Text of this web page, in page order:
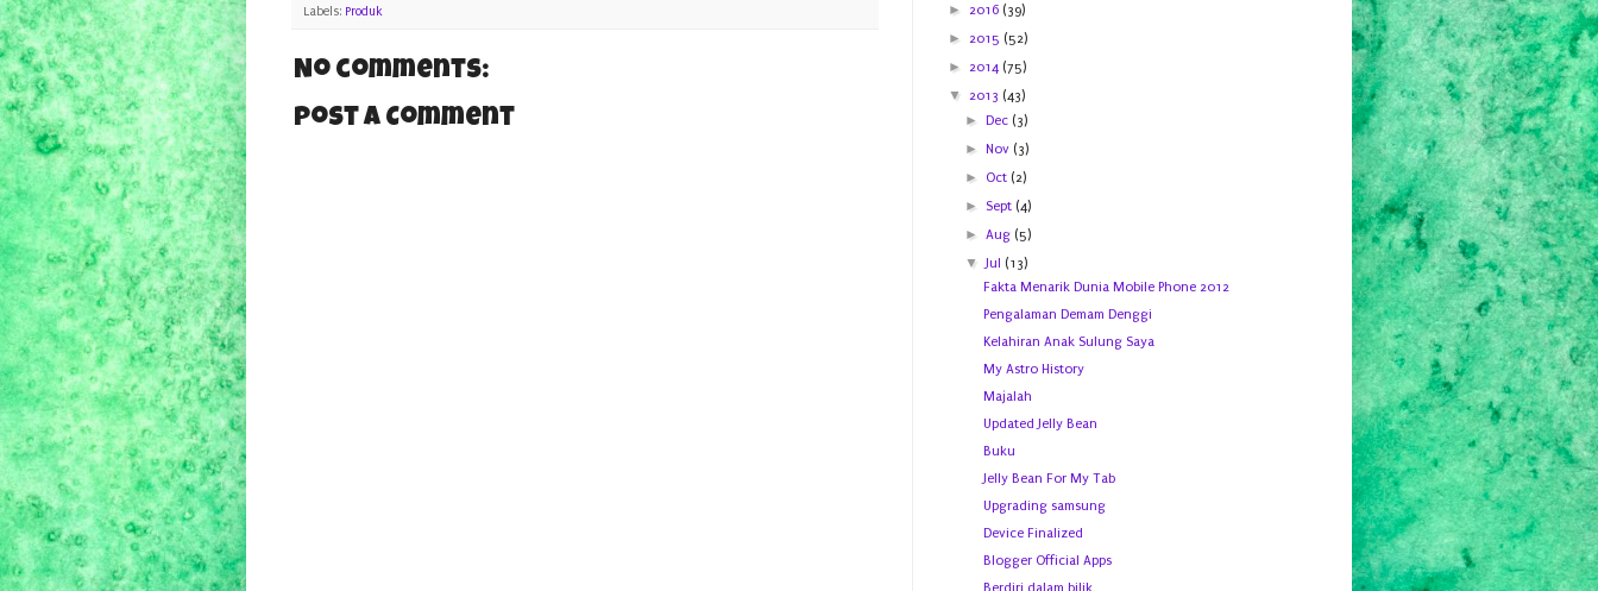
Labels: Produk
No comments:
Post a Comment
► 2016 (39)
► 2015 (52)
► 2014 (75)
▼ 2013 (43)
►Dec (3)
►Nov (3)
► Oct (2)
► Sept (4)
►Aug (5)
▼Jul (13)
Fakta Menarik Dunia Mobile Phone 2012
Pengalaman Demam Denggi
Kelahiran Anak Sulung Saya
My Astro History
Majalah
Updated Jelly Bean
Buku
Jelly Bean For My Tab
Upgrading samsung
Device Finalized
Blogger Official Apps